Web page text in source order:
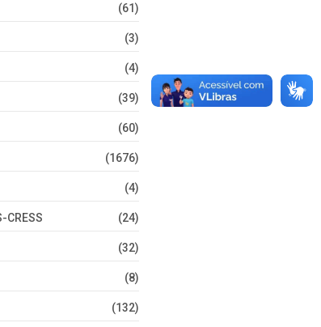
(61)
(3)
(4)
(39)
(60)
(1676)
(4)
CRESS (24)
(32)
(8)
(132)